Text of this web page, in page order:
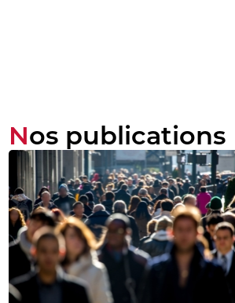
Nos publications